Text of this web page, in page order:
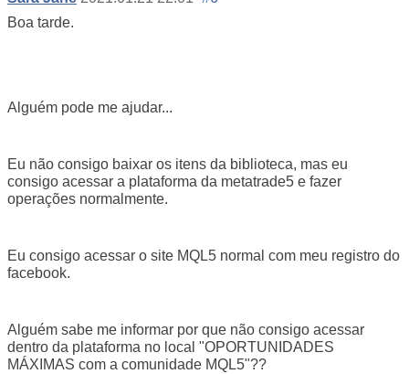
Boa tarde.
Alguém pode me ajudar...
Eu não consigo baixar os itens da biblioteca, mas eu
consigo acessar a plataforma da metatrade5 e fazer
operações normalmente.
Eu consigo acessar o site MQL5 normal com meu registro do
facebook.
Alguém sabe me informar por que não consigo acessar
dentro da plataforma no local "OPORTUNIDADES
MÁXIMAS com a comunidade MQL5"??